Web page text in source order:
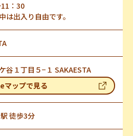
：30
は出入り自由です。
谷１丁目５−１ SAKAESTA
マップで見る
徒歩3分